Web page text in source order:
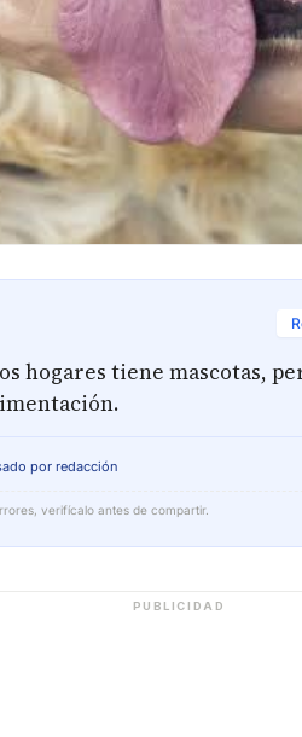
hogares tiene mascotas,
por redacción
verifícalo antes de compartir.
PUBLICIDAD